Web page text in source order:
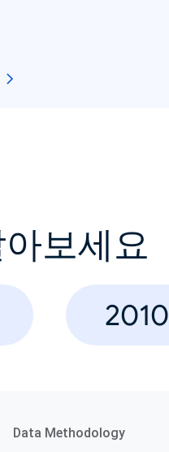
보세요
2010
Data Methodology